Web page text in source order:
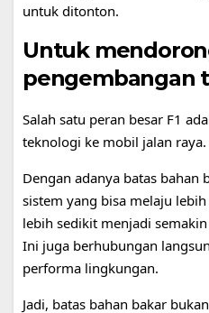
untuk ditonton.
Untuk
pengembangan
Salah satu peran besar F1
teknologi ke mobil jalan raya.
Dengan adanya batas bahan
sistem yang bisa melaju
lebih sedikit menjadi
Ini juga berhubungan
performa lingkungan.
Jadi, batas bahan bakar